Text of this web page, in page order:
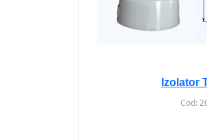
Izolator
Cod: